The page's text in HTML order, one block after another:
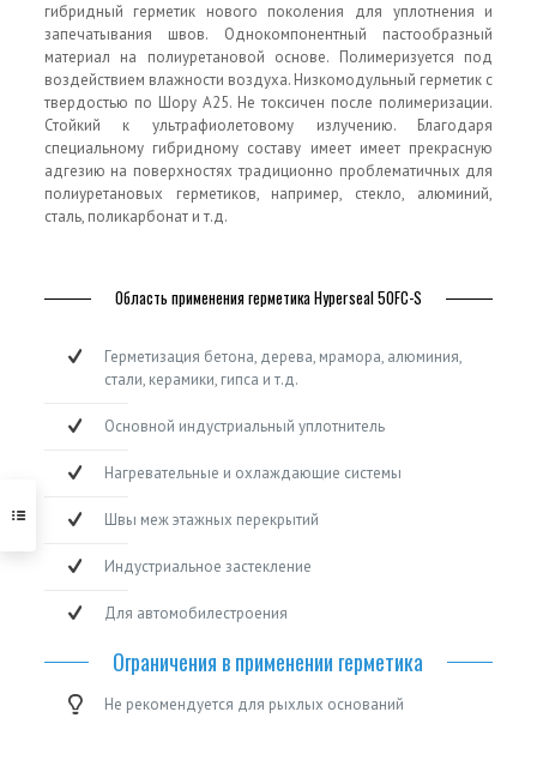
гибридный герметик нового поколения для уплотнения и
запечатывания швов. Однокомпонентный пастообразный
материал на полиуретановой основе. Полимеризуется под
воздействием влажности воздуха. Низкомодульный герметик с
твердостью по Шору А25. Не токсичен после полимеризации.
Стойкий к ультрафиолетовому излучению. Благодаря
специальному гибридному составу имеет имеет прекрасную
адгезию на поверхностях традиционно проблематичных для
полиуретановых герметиков, например, стекло, алюминий,
сталь, поликарбонат и т.д.
Область применения герметика Нyperseal 50FC-S
Герметизация бетона, дерева, мрамора, алюминия,
стали, керамики, гипса и т.д.
Основной индустриальный уплотнитель
Нагревательные и охлаждающие системы
Швы меж этажных перекрытий
Индустриальное застекление
Для автомобилестроения
Ограничения в применении герметика
Не рекомендуется для рыхлых оснований